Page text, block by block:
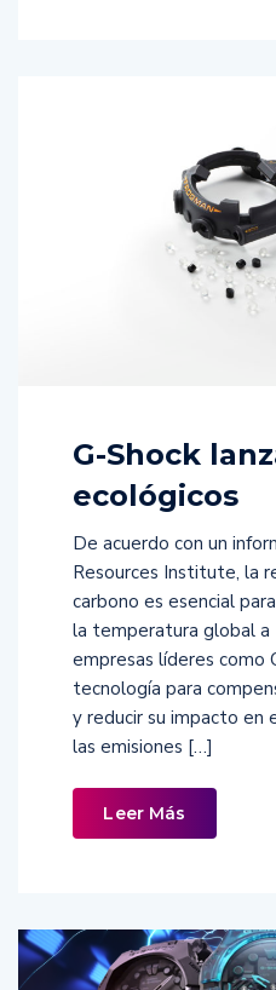
G-Shock
ecológicos
De acuerdo con un
Resources Institute, la
carbono es esencial
la temperatura global a
empresas líderes como
tecnología para
y reducir su impacto en
las emisiones […]
Leer Más